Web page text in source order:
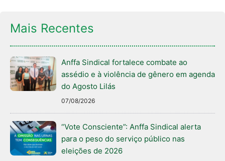
Mais Recentes
Anffa Sindical fortalece combate ao
assédio e à violência de gênero em agenda
do Agosto Lilás
07/08/2026
“Vote Consciente”: Anffa Sindical alerta
para o peso do serviço público nas
eleições de 2026